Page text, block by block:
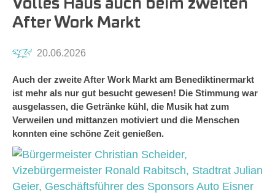
Volles Haus auch beim zweiten
After Work Markt
20.06.2026
Auch der zweite After Work Markt am Benediktinermarkt
ist mehr als nur gut besucht gewesen! Die Stimmung war
ausgelassen, die Getränke kühl, die Musik hat zum
Verweilen und mittanzen motiviert und die Menschen
konnten eine schöne Zeit genießen.